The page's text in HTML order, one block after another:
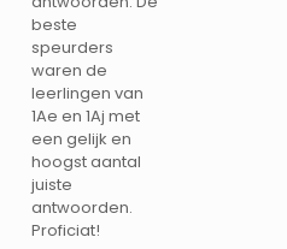
beste
speurders
waren de
leerlingen van
1Ae en 1Aj met
een gelijk en
hoogst aantal
juiste
antwoorden.
Proficiat!